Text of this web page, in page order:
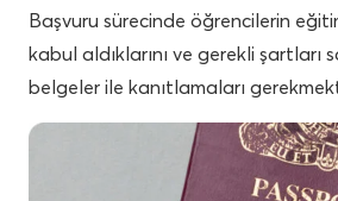
Başvuru sürecinde öğrencilerin
kabul aldıklarını ve gerekli şartları
belgeler ile kanıtlamaları